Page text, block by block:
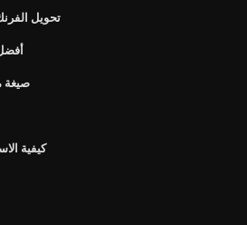
تحويل
صيغة
كيفية